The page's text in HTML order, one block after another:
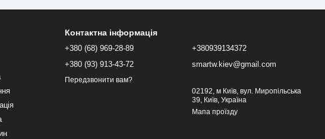
Контактна інформація
+380 (68) 969-28-89
+380 (93) 913-43-72
Передзвонити вам?
+380939134372
smartw.kiev@gmail.com
02192, м Київ, вул. Миропільська
39, Київ, Україна
Мапа проїзду